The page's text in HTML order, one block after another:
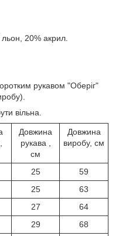
20% акрил.
рукавом "Оберіг"
вільна.
Довжина
рукава ,
см
Довжина
виробу, см
25
59
25
63
27
64
29
68